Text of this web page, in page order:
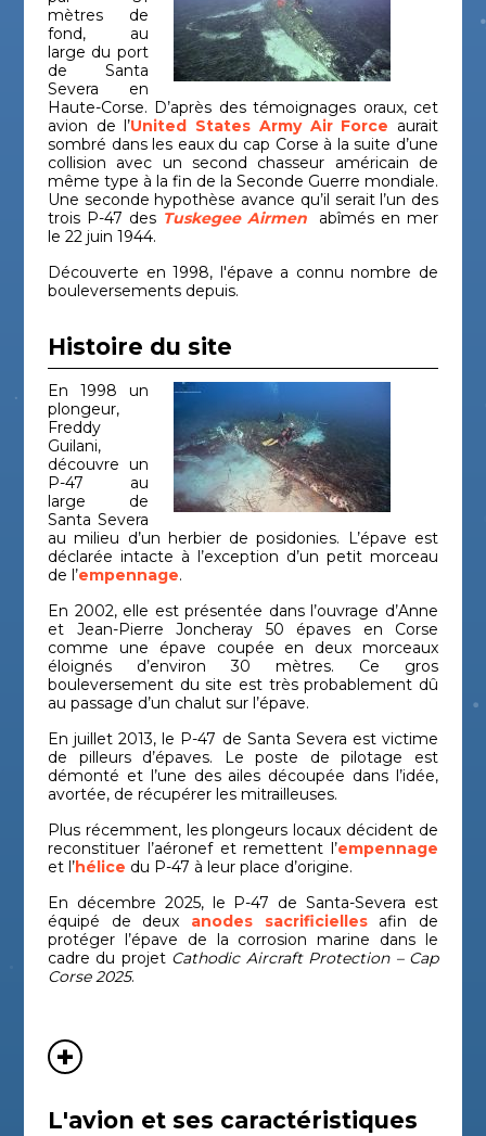
mètres de
fond, au
large du port
de Santa
Severa en
Haute-Corse. D’après des témoignages oraux, cet
avion de l’United States Army Air Force aurait
sombré dans les eaux du cap Corse à la suite d’une
collision avec un second chasseur américain de
même type à la fin de la Seconde Guerre mondiale.
Une seconde hypothèse avance qu’il serait l’un des
trois P-47 des Tuskegee Airmenabîmés en mer
le 22 juin 1944.
Découverte en 1998, l'épave a connu nombre de
bouleversements depuis.
Histoire du site
En 1998 un
plongeur,
Freddy
Guilani,
découvre un
P-47 au
large de
Santa Severa
au milieu d’un herbier de posidonies. L’épave est
déclarée intacte à l’exception d’un petit morceau
de l’empennage.
En 2002, elle est présentée dans l’ouvrage d’Anne
et Jean-Pierre Joncheray 50 épaves en Corse
comme une épave coupée en deux morceaux
éloignés d’environ 30 mètres. Ce gros
bouleversement du site est très probablement dû
au passage d’un chalut sur l’épave.
En juillet 2013, le P-47 de Santa Severa est victime
de pilleurs d’épaves. Le poste de pilotage est
démonté et l’une des ailes découpée dans l’idée,
avortée, de récupérer les mitrailleuses.
Plus récemment, les plongeurs locaux décident de
reconstituer l’aéronef et remettent l’empennage
et l’hélice du P-47 à leur place d’origine.
En décembre 2025, le P-47 de Santa-Severa est
équipé de deux anodes sacrificielles
afin de
protéger l’épave de la corrosion marine dans le
cadre du projet Cathodic Aircraft Protection – Cap
Corse 2025.
L'avion et ses caractéristiques